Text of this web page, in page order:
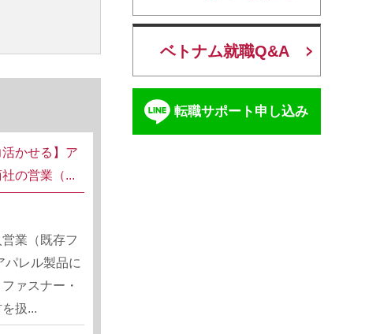
活かせる】ア
の営業（...
業（既存フ
パレル製品に
ァスナー・
扱...
ベトナム就職Q&A
転職サポート申し込み